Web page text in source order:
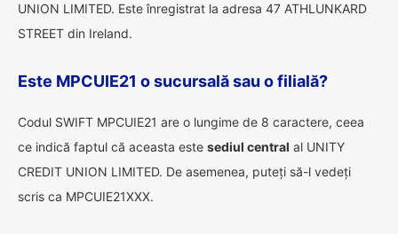
UNION LIMITED. Este înregistrat la adresa 47 ATHLUNKARD
STREET din Ireland.
Este MPCUIE21 o sucursală sau o filială?
Codul SWIFT MPCUIE21 are o lungime de 8 caractere, ceea
ce indică faptul că aceasta este sediul central al UNITY
CREDIT UNION LIMITED. De asemenea, puteți să-l vedeți
scris ca MPCUIE21XXX.